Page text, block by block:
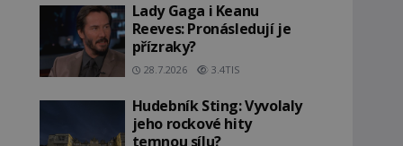
Lady Gaga i Keanu
Reeves: Pronásledují je
přízraky?
28.7.2026 3.4TIS
Hudebník Sting: Vyvolaly
jeho rockové hity
temnou sílu?